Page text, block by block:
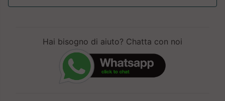
Hai bisogno di aiuto? Chatta con noi